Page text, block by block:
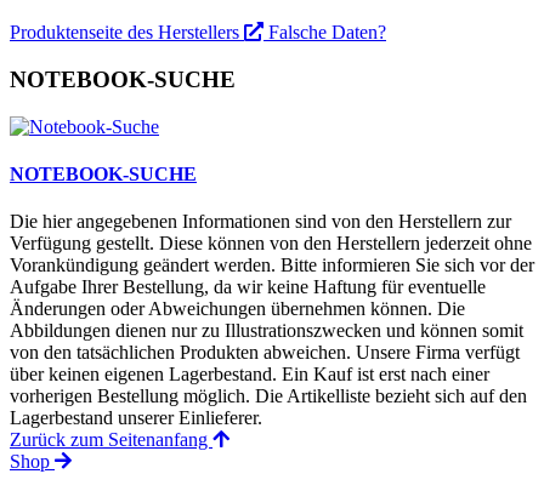
Produktenseite des Herstellers Falsche Daten?
NOTEBOOK-SUCHE
NOTEBOOK-SUCHE
Die hier angegebenen Informationen sind von den Herstellern zur
Verfügung gestellt. Diese können von den Herstellern jederzeit ohne
Vorankündigung geändert werden. Bitte informieren Sie sich vor der
Aufgabe Ihrer Bestellung, da wir keine Haftung für eventuelle
Änderungen oder Abweichungen übernehmen können. Die
Abbildungen dienen nur zu Illustrationszwecken und können somit
von den tatsächlichen Produkten abweichen. Unsere Firma verfügt
über keinen eigenen Lagerbestand. Ein Kauf ist erst nach einer
vorherigen Bestellung möglich. Die Artikelliste bezieht sich auf den
Lagerbestand unserer Einlieferer.
Zurück zum Seitenanfang
Shop